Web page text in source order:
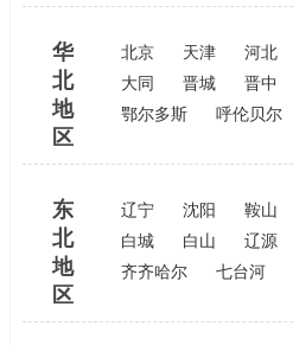
华
北
地
区
北京 天津 河北
大同
晋城 晋中
鄂尔多斯
呼伦贝尔
东
北
地
区
辽宁 沈阳 鞍山
白城
白山 辽源
齐齐哈尔
七台河